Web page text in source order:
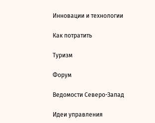
Инновации и технологии
Как потратить
Туризм
Форум
Ведомости Северо-Запад
Идеи управления